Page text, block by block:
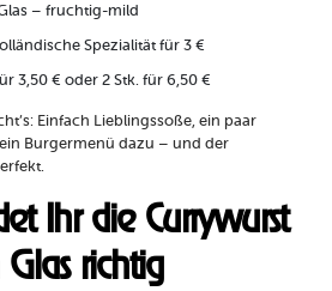
– fruchtig-mild
Spezialität für 3 €
3,50 € oder 2 Stk. für 6,50 €
Einfach Lieblingssoße, ein paar
Burgermenü dazu – und der
Ihr die Currywurst
richtig